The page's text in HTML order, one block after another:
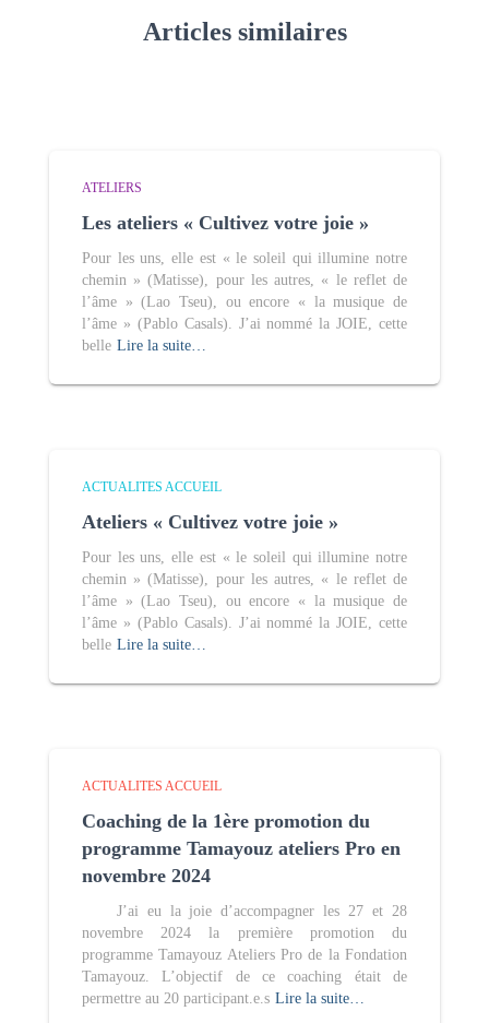
Articles similaires
ATELIERS
Les ateliers « Cultivez votre joie »
Pour les uns, elle est « le soleil qui illumine notre
chemin » (Matisse), pour les autres, « le reflet de
l’âme » (Lao Tseu), ou encore « la musique de
l’âme » (Pablo Casals). J’ai nommé la JOIE, cette
belle Lire la suite…
ACTUALITES ACCUEIL
Ateliers « Cultivez votre joie »
Pour les uns, elle est « le soleil qui illumine notre
chemin » (Matisse), pour les autres, « le reflet de
l’âme » (Lao Tseu), ou encore « la musique de
l’âme » (Pablo Casals). J’ai nommé la JOIE, cette
belle Lire la suite…
ACTUALITES ACCUEIL
Coaching de la 1ère promotion du
programme Tamayouz ateliers Pro en
novembre 2024
J’ai eu la joie d’accompagner les 27 et 28
novembre 2024 la première promotion du
programme Tamayouz Ateliers Pro de la Fondation
Tamayouz. L’objectif de ce coaching était de
permettre au 20 participant.e.s Lire la suite…